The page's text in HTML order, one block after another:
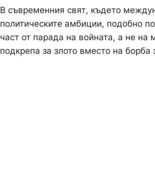
В съвременния свят, където
политическите амбиции, подобно
част от парада на войната, а не на
подкрепа за злото вместо на борба